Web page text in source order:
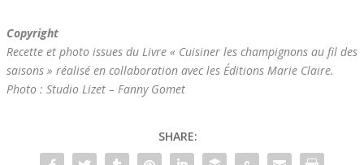
Copyright
Recette et photo issues du Livre « Cuisiner les champignons au fil des
saisons » réalisé en collaboration avec les Éditions Marie Claire.
Photo : Studio Lizet – Fanny Gomet
SHARE: